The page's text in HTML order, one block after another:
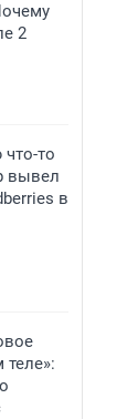
2
то
вывел
в